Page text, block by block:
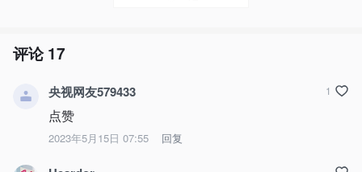
评论17
央视网友579433
点赞
2023年5月15日 07:55 回复
1